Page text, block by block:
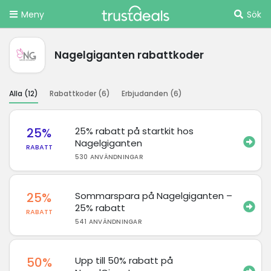
Meny Sök
Nagelgiganten rabattkoder
Alla (12) Rabattkoder (6) Erbjudanden (6)
25%
RABATT
25% rabatt på startkit hos
Nagelgiganten
530 ANVÄNDNINGAR
25%
RABATT
Sommarspara på Nagelgiganten –
25% rabatt
541 ANVÄNDNINGAR
50%
Upp till 50% rabatt på